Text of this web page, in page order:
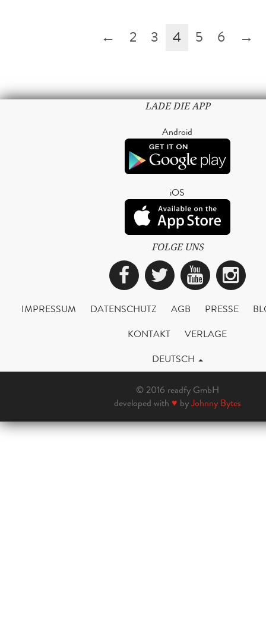
← 2 3 4 5 6 →
LADE DIE APP
Android
iOS
FOLGE UNS
Facebook
Twitter
IMPRESSUM DATENSCHUTZ AGB PRESSE
KONTAKT
VERLAGE
DEUTSCH
© 2016 readfy GmbH
developed with ♥ byJohnny Bytes